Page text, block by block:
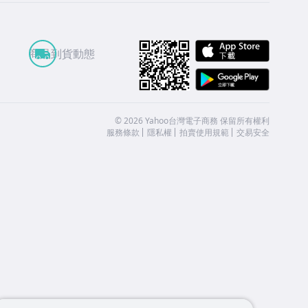
商品到貨動態
©2026 Yahoo台灣電子商務 保留所有權利
服務條款
隱私權 拍賣使用規範 交易安全